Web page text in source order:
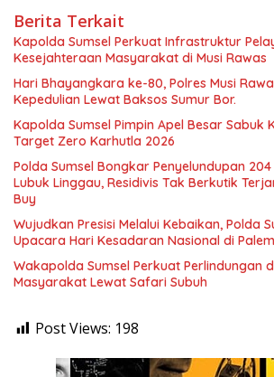
Berita Terkait
Kapolda Sumsel Perkuat Infrastruktur
Kesejahteraan Masyarakat di Musi Rawas
Hari Bhayangkara ke-80, Polres Musi
Kepedulian Lewat Baksos Sumur Bor.
Kapolda Sumsel Pimpin Apel Besar Sabuk
Target Zero Karhutla 2026
Polda Sumsel Bongkar Penyelundupan
Lubuk Linggau, Residivis Tak Berkutik
Buy
Wujudkan Presisi Melalui Kebaikan, Polda
Upacara Hari Kesadaran Nasional di
Wakapolda Sumsel Perkuat Perlindungan
Masyarakat Lewat Safari Subuh
Post Views: 198